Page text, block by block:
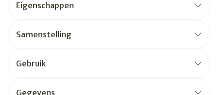
Eigenschappen
Samenstelling
Gebruik
Gegevens